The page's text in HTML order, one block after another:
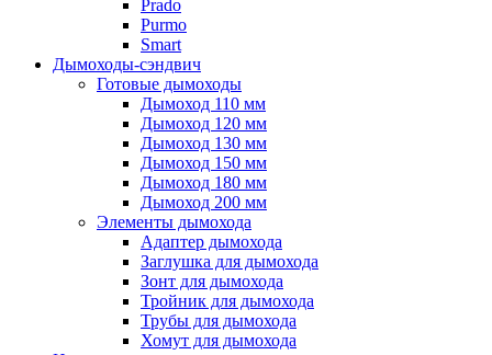
Prado
Purmo
Smart
Дымоходы-сэндвич
Готовые дымоходы
Дымоход 110 мм
Дымоход 120 мм
Дымоход 130 мм
Дымоход 150 мм
Дымоход 180 мм
Дымоход 200 мм
Элементы дымохода
Адаптер дымохода
Заглушка для дымохода
Зонт для дымохода
Тройник для дымохода
Трубы для дымохода
Хомут для дымохода